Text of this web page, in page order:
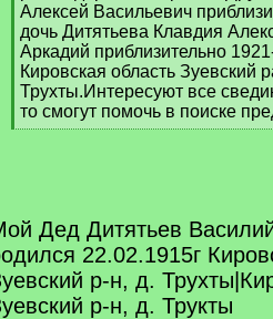
Алексей Васильевич
дочь Дитятьева Клавдия
Аркадий приблизительно
Кировская область Зуевский
Трухты.Интересуют все
то смогут помочь в поиске
[
Дед Дитятьев
22.02.1915г
р-н, д.
р-н, д. Трукты